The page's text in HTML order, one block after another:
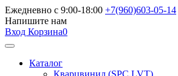
Ежедневно с 9:00-18:00 +7(960)603-05-14
Напишите нам
Вход Корзина0
Каталог
Кварцвинил (SPC,LVT)